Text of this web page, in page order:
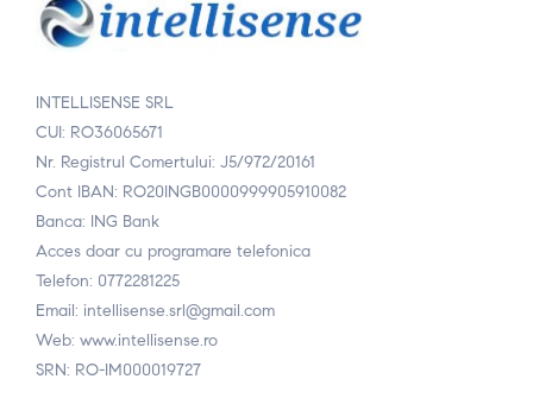
INTELLISENSE SRL
CUI: RO36065671
Nr. Registrul Comertului: J5/972/20161
Cont IBAN: RO20INGB0000999905910082
Banca: ING Bank
Acces doar cu programare telefonica
Telefon: 0772281225
Email: intellisense.srl@gmail.com
Web: www.intellisense.ro
SRN: RO-IM000019727